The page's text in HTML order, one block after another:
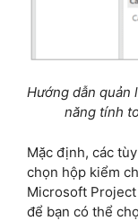
Hướng dẫn quản
năng tính
Mặc định, các
chọn hộp kiểm
Microsoft
để bạn có thể